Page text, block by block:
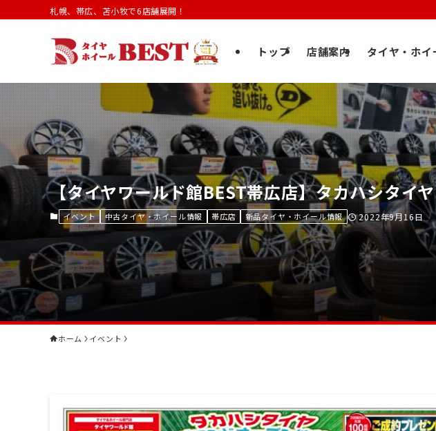
札幌、帯広、苫小牧で6店舗展開！
トップ 店舗案内 タイヤ・ホイ
【タイヤワールド館BEST帯広店】タカハシタイ
イベント 中古タイヤ・ホイール情報 帯広店 新品タイヤ・ホイール情報 2022年9月16日
ホーム イベント